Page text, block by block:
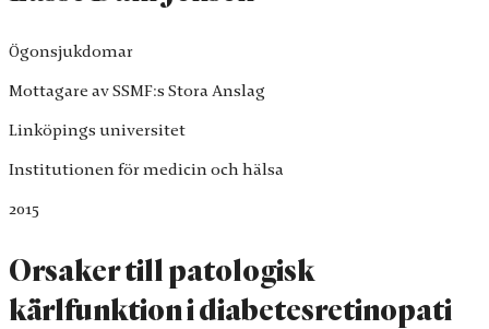
Ögonsjukdomar
Mottagare av SSMF:s Stora Anslag
Linköpings universitet
Institutionen för medicin och hälsa
2015
Orsaker till patologisk
kärlfunktion i diabetesretinopati